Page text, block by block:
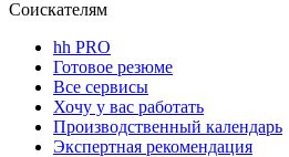
Соискателям
hh PRO
Готовое резюме
Все сервисы
Хочу у вас работать
Производственный календарь
Экспертная рекомендация